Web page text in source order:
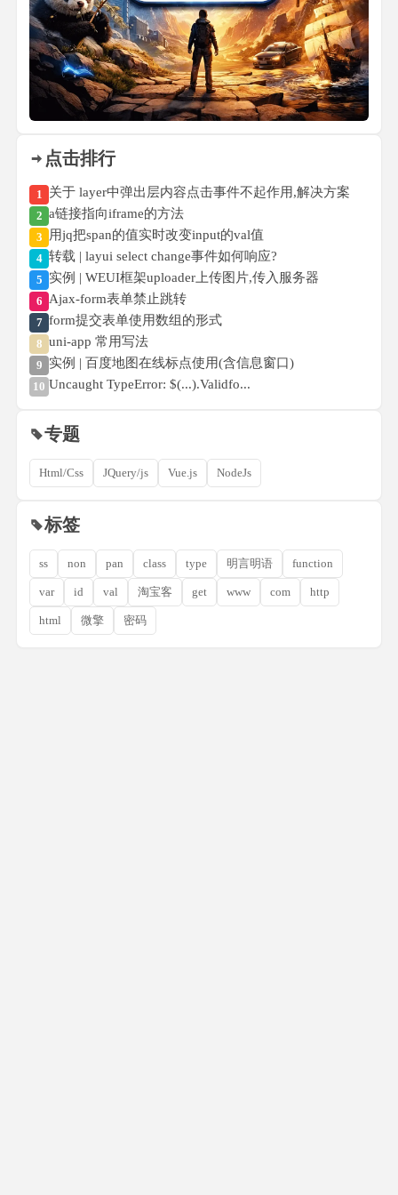
点击排行
1 关于 layer中弹出层内容点击事件不起作用,解决方案
2 a链接指向iframe的方法
3 用jq把span的值实时改变input的val值
4 转载 | layui select change事件如何响应?
5 实例 | WEUI框架uploader上传图片,传入服务器
6 Ajax-form表单禁止跳转
7 form提交表单使用数组的形式
8 uni-app 常用写法
9 实例 | 百度地图在线标点使用(含信息窗口)
10 Uncaught TypeError: $(...).Validfo...
专题
Html/Css JQuery/js Vue.js NodeJs
标签
ss non pan class type 明言明语 function
var id val 淘宝客 get www com http
html 微擎 密码